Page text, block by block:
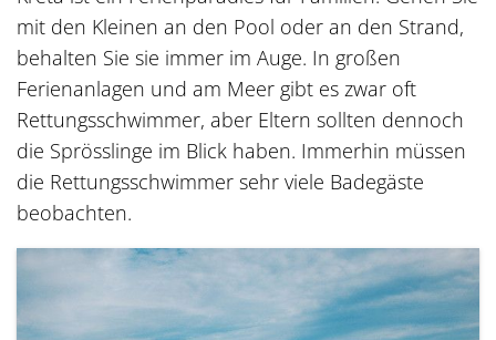
mit den Kleinen an den Pool oder an den Strand,
behalten Sie sie immer im Auge. In großen
Ferienanlagen und am Meer gibt es zwar oft
Rettungsschwimmer, aber Eltern sollten dennoch
die Sprösslinge im Blick haben. Immerhin müssen
die Rettungsschwimmer sehr viele Badegäste
beobachten.